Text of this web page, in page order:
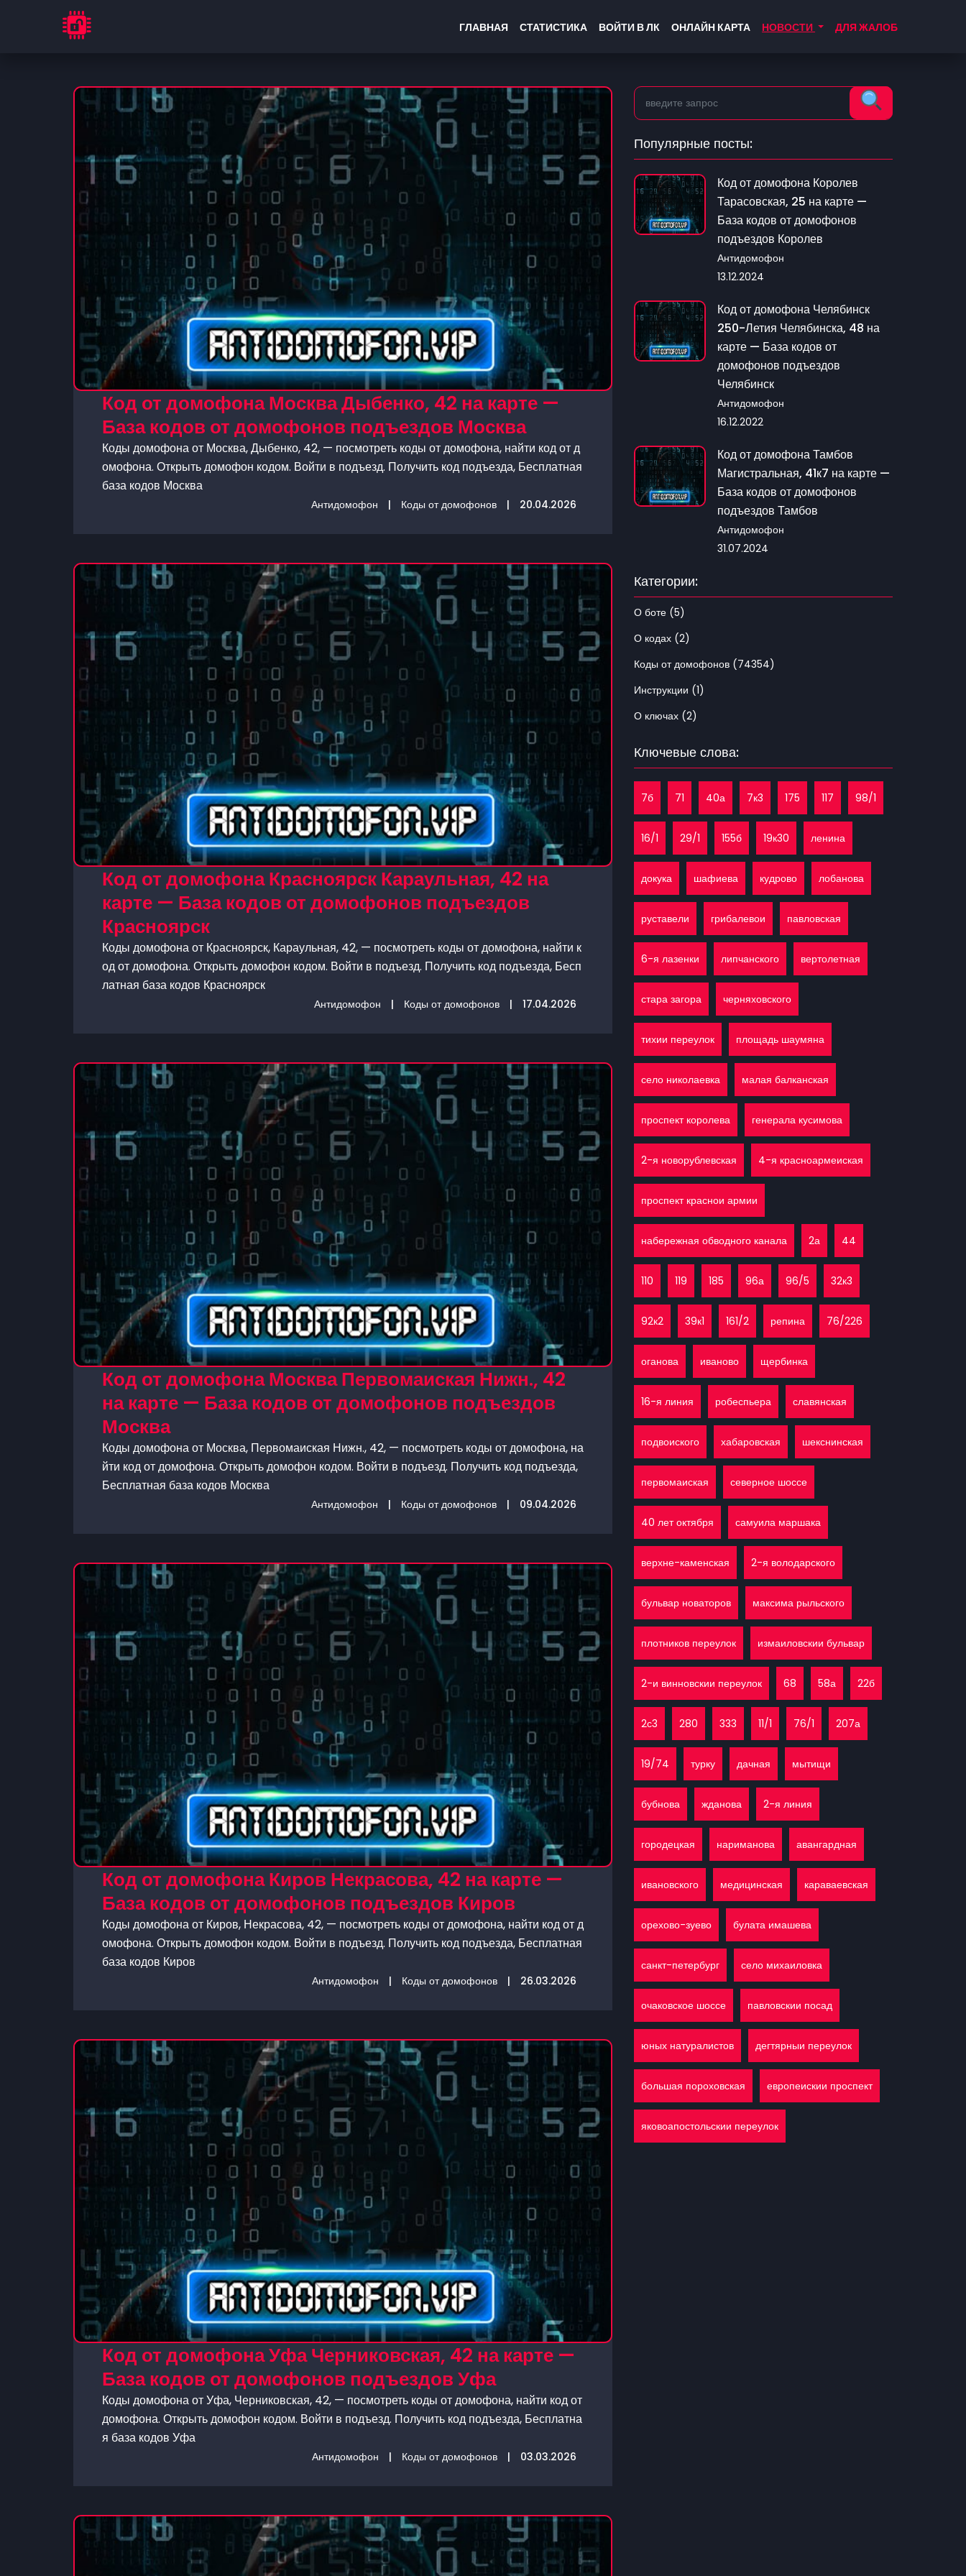
ГЛАВНАЯ СТАТИСТИКА ВОЙТИ В ЛК ОНЛАЙН КАРТА НОВОСТИ ДЛЯ ЖАЛОБ
Код от домофона Москва Дыбенко, 42 на карте —
База кодов от домофонов подъездов Москва
Коды домофона от Москва, Дыбенко, 42, — посмотреть коды от домофона, найти код от д
омофона. Открыть домофон кодом. Войти в подъезд. Получить код подъезда, Бесплатная
база кодов Москва
Антидомофон | Коды от домофонов | 20.04.2026
Код от домофона Красноярск Караульная, 42 на
карте — База кодов от домофонов подъездов
Красноярск
Коды домофона от Красноярск, Караульная, 42, — посмотреть коды от домофона, найти к
од от домофона. Открыть домофон кодом. Войти в подъезд. Получить код подъезда, Бесп
латная база кодов Красноярск
Антидомофон | Коды от домофонов | 17.04.2026
Код от домофона Москва Первомаиская Нижн., 42
на карте — База кодов от домофонов подъездов
Москва
Коды домофона от Москва, Первомаиская Нижн., 42, — посмотреть коды от домофона, на
йти код от домофона. Открыть домофон кодом. Войти в подъезд. Получить код подъезда,
Бесплатная база кодов Москва
Антидомофон | Коды от домофонов | 09.04.2026
Код от домофона Киров Некрасова, 42 на карте —
База кодов от домофонов подъездов Киров
Коды домофона от Киров, Некрасова, 42, — посмотреть коды от домофона, найти код от д
омофона. Открыть домофон кодом. Войти в подъезд. Получить код подъезда, Бесплатная
база кодов Киров
Антидомофон | Коды от домофонов | 26.03.2026
Код от домофона Уфа Черниковская, 42 на карте —
База кодов от домофонов подъездов Уфа
Коды домофона от Уфа, Черниковская, 42, — посмотреть коды от домофона, найти код от
домофона. Открыть домофон кодом. Войти в подъезд. Получить код подъезда, Бесплатна
я база кодов Уфа
Антидомофон | Коды от домофонов | 03.03.2026
Популярные посты:
Код от домофона Королев
Тарасовская, 25 на карте —
База кодов от домофонов
подъездов Королев
Антидомофон
13.12.2024
Код от домофона Челябинск
250-Летия Челябинска, 48 на
карте — База кодов от
домофонов подъездов
Челябинск
Антидомофон
16.12.2022
Код от домофона Тамбов
Магистральная, 41к7 на карте —
База кодов от домофонов
подъездов Тамбов
Антидомофон
31.07.2024
Категории:
О боте (5)
О кодах (2)
Коды от домофонов (74354)
Инструкции (1)
О ключах (2)
Ключевые слова:
7б 71 40а 7к3 175 117 98/1
16/1 29/1 155б 19к30 ленина
докука шафиева кудрово лобанова
руставели грибалевои павловская
6-я лазенки липчанского вертолетная
стара загора черняховского
тихии переулок площадь шаумяна
село николаевка малая балканская
проспект королева генерала кусимова
2-я новорублевская 4-я красноармеиская
проспект краснои армии
набережная обводного канала 2а 44
110 119 185 96а 96/5 32к3
92к2 39к1 161/2 репина 76/226
оганова иваново щербинка
16-я линия робеспьера славянская
подвоиского хабаровская шекснинская
первомаиская северное шоссе
40 лет октября самуила маршака
верхне-каменская 2-я володарского
бульвар новаторов максима рыльского
плотников переулок измаиловскии бульвар
2-и винновскии переулок 68 58а 22б
2с3 280 333 11/1 76/1 207а
19/74 турку дачная мытищи
бубнова жданова 2-я линия
городецкая нариманова авангардная
ивановского медицинская караваевская
орехово-зуево булата имашева
санкт-петербург село михаиловка
очаковское шоссе павловскии посад
юных натуралистов дегтярныи переулок
большая пороховская европеискии проспект
яковоапостольскии переулок